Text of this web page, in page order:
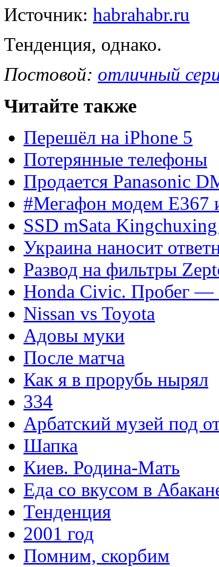
Источник: habrahabr.ru
Тенденция, однако.
Постовой: отличный
Читайте также
Перешёл на iPhone 5
Потерянные телефоны
Продается Panasonic
#Мегафон модем E367
SSD mSata
Украина наносит
Развод на фильтры
Honda Civic. Пробег —
Nissan vs Toyota
Адовы муки
После матча
Как я в прорубь нырял
334
Арбатский музей под
Шапка
Киев. Родина-Мать
Еда со вкусом в
Тенденция
2001 год
Помним, скорбим